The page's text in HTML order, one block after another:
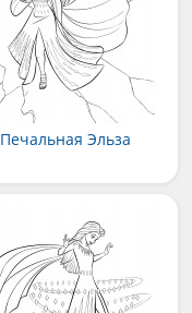
Печальная Эльза